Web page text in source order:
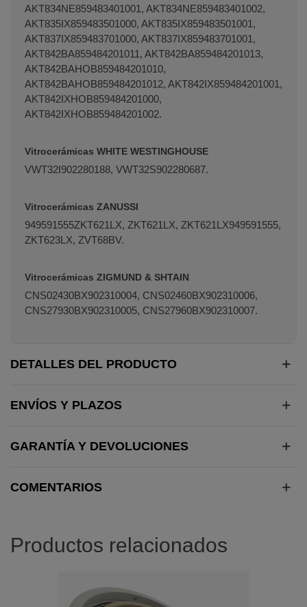
AKT834NE859483401001, AKT834NE859483401002,
AKT835IX859483501000, AKT835IX859483501001,
AKT837IX859483701000, AKT837IX859483701001,
AKT842BA859484201011, AKT842BA859484201013,
AKT842BAHOB859484201010,
AKT842BAHOB859484201012, AKT842IX859484201001,
AKT842IXHOB859484201000,
AKT842IXHOB859484201002.
Vitrocerámicas WHITE WESTINGHOUSE
VWT32I902280188, VWT32S902280687.
Vitrocerámicas ZANUSSI
949591555ZKT621LX, ZKT621LX, ZKT621LX949591555,
ZKT623LX, ZVT68BV.
Vitrocerámicas ZIGMUND & SHTAIN
CNS02430BX902310004, CNS02460BX902310006,
CNS27930BX902310005, CNS27960BX902310007.
DETALLES DEL PRODUCTO
ENVÍOS Y PLAZOS
GARANTÍA Y DEVOLUCIONES
COMENTARIOS
Productos relacionados